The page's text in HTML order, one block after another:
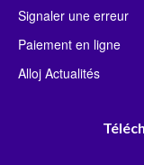
Signaler une erreur
Paiement en ligne
Alloj Actualités